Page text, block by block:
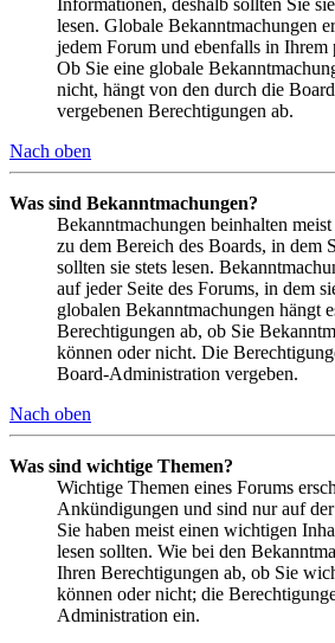
lesen. Globale Bekanntmachungen
jedem Forum und ebenfalls in Ihrem
Ob Sie eine globale
nicht, hängt von den durch die
vergebenen Berechtigungen ab.
Nach oben
Was sind Bekanntmachungen?
Bekanntmachungen beinhalten
zu dem Bereich des Boards, in dem
sollten sie stets lesen.
auf jeder Seite des Forums, in dem
globalen Bekanntmachungen hängt
Berechtigungen ab, ob Sie
können oder nicht. Die
Board-Administration vergeben.
Nach oben
Was sind wichtige Themen?
Wichtige Themen eines Forums
Ankündigungen und sind nur auf der
Sie haben meist einen wichtigen
lesen sollten. Wie bei den
Ihren Berechtigungen ab, ob Sie
können oder nicht; die
Administration ein.